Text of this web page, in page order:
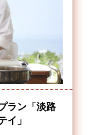
ラン「淡路
イ」